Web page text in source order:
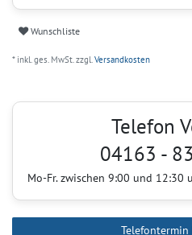
Wunschliste
* inkl. ges. MwSt. zzgl.Versandkosten
Telefon
04163 -
Mo-Fr. zwischen 9:00 und
Telefontermin